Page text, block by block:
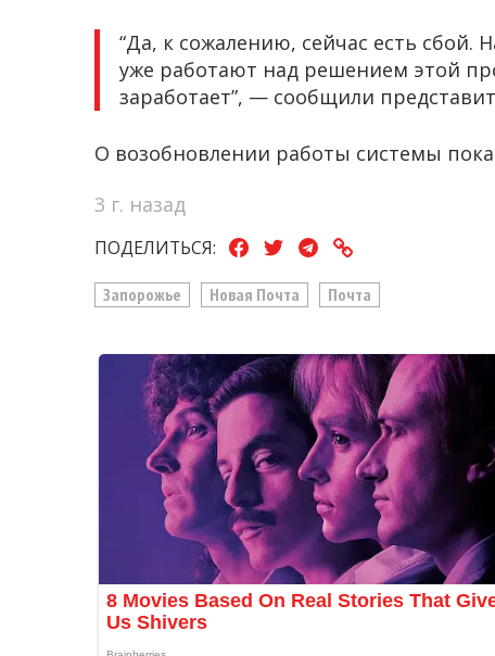
“Да, к сожалению, сейчас есть сбой.
уже работают над решением этой
заработает”, — сообщили
О возобновлении работы системы
3 г. назад
ПОДЕЛИТЬСЯ:
Запорожье Новая Почта Почта